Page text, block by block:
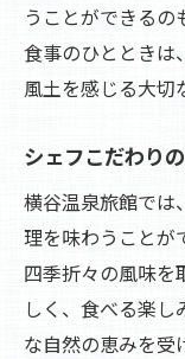
うことができるの
食事のひとときは
風土を感じる大切
シェフこだわり
横谷温泉旅館では
理を味わうことが
四季折々の風味を
しく、食べる楽
な自然の恵みを受